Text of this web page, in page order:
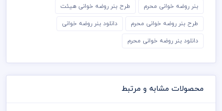
بنر روضه خوانی محرم طرح بنر روضه خوانی هیئت
طرح بنر روضه خوانی محرم دانلود بنر روضه خوانی
دانلود بنر روضه خوانی محرم
محصولات مشابه و مرتبط